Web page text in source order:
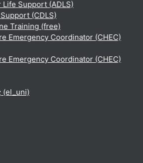
Support (ADLS)
(CDLS)
Training (free)
Emergency Coordinator (CHEC)
Emergency Coordinator (CHEC)
‎(el_uni)‎